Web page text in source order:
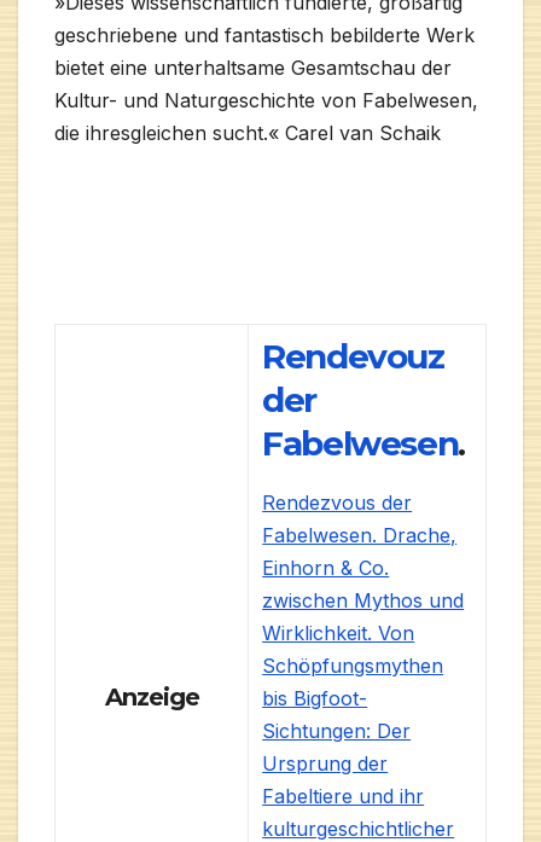
geschriebene und fantastisch bebilderte Werk
bietet eine unterhaltsame Gesamtschau der
Kultur- und Naturgeschichte von Fabelwesen,
die ihresgleichen sucht.« Carel van Schaik
Anzeige
Rendevouz
der
Fabelwesen.
Rendezvous der
Fabelwesen. Drache,
Einhorn & Co.
zwischen Mythos und
Wirklichkeit. Von
Schöpfungsmythen
bis Bigfoot-
Sichtungen: Der
Ursprung der
Fabeltiere und ihr
kulturgeschichtlicher